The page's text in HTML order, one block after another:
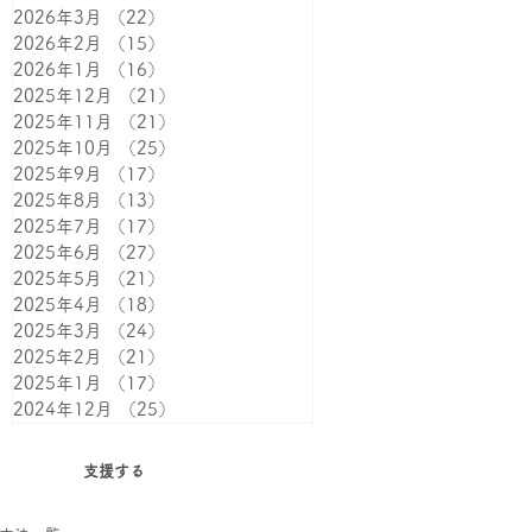
2026年3月
（22）
2026年2月
（15）
2026年1月
（16）
2025年12月
（21）
2025年11月
（21）
2025年10月
（25）
2025年9月
（17）
2025年8月
（13）
2025年7月
（17）
2025年6月
（27）
2025年5月
（21）
2025年4月
（18）
2025年3月
（24）
2025年2月
（21）
2025年1月
（17）
2024年12月
（25）
支援する